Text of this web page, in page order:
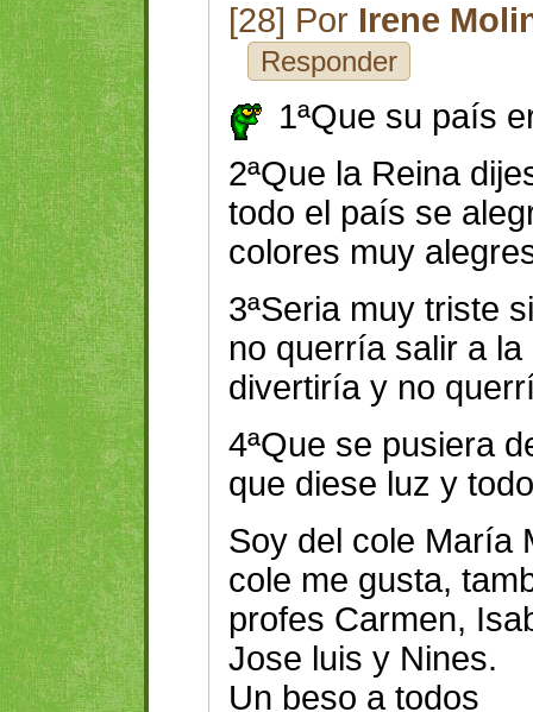
[28] Por Irene
Responder
1ªQue su país
2ªQue la Reina
todo el país se
colores muy
3ªSeria muy triste
no querría salir a
divertiría y no
4ªQue se pusiera
que diese luz y
Soy del cole María
cole me gusta,
profes Carmen,
Jose luis y Nines.
Un beso a todos